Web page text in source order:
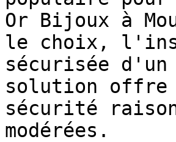
Or Bijoux à
le choix,
sécurisée
solution offre
sécurité
modérées.